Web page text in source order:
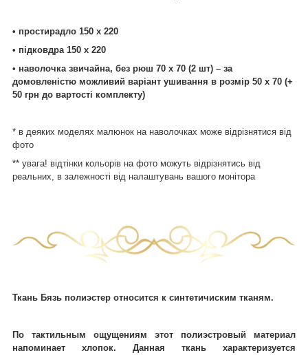
• простирадло 150 х 220
• підковдра 150 х 220
• наволочка звичайна, без рюш 70 х 70 (2 шт) – за
домовленістю можливий варіант ушивання в розмір 50 х 70 (+
50 грн до вартості комплекту)
* в деяких моделях малюнок на наволочках може відрізнятися від
фото
** увага! відтінки кольорів на фото можуть відрізнятись від
реальних, в залежності від налаштувань вашого монітора
Ткань Бязь полиэстер относится к синтетичиским тканям.
По тактильным ощущениям этот полиэстровый материал
напоминает хлопок. Данная ткань характеризуется